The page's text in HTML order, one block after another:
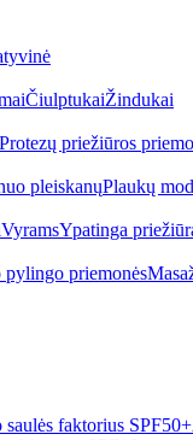
ČiulptukaiŽindukai
Protezų priežiūros
pleiskanųPlaukų
VyramsYpatinga
priemonės
saulės faktorius SPF50+